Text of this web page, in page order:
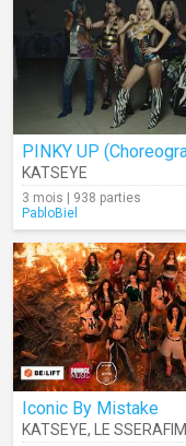
KATSEYE
3 mois | 938 parties
PabloBiel
Iconic By Mistake
KATSEYE, LE SSERAFIM